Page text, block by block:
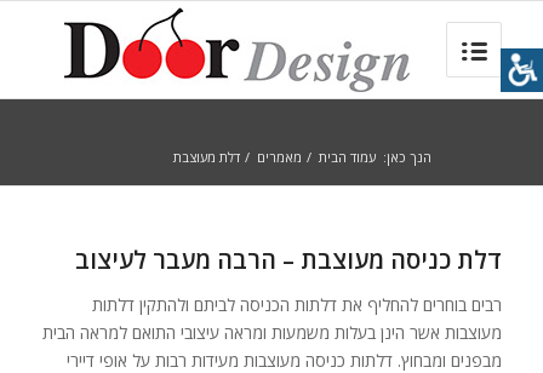
הנך כאן: עמוד הבית / מאמרים / דלת מעוצבת
דלת כניסה מעוצבת – הרבה מעבר לעיצוב
רבים בוחרים להחליף את דלתות הכניסה לביתם ולהתקין דלתות
מעוצבות אשר הינן בעלות משמעות ומראה עיצובי התואם למראה הבית
מבפנים ומבחוץ. דלתות כניסה מעוצבות מעידות רבות על אופי דיירי